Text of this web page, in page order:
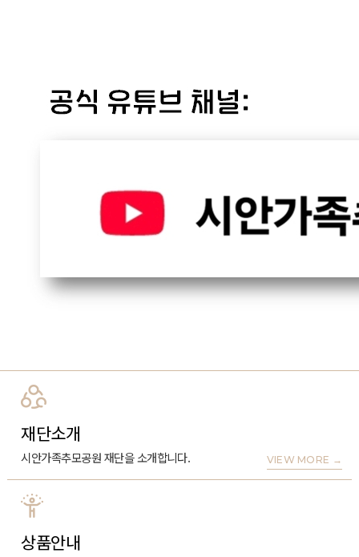
재단소개
시안가족추모공원 재단을 소개합니다. VIEW MORE →
상품안내